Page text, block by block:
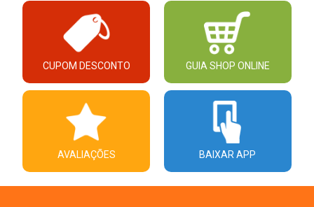
CUPOM DESCONTO GUIA SHOP ONLINE
AVALIAÇÕES BAIXAR APP